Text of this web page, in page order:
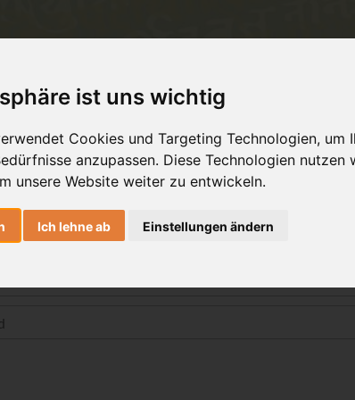
ist uns wichtig
Cookies und Targeting Technologien,
anzupassen. Diese Technologien
unsere Website weiter zu entwickeln.
Ich lehne ab Einstellungen ändern